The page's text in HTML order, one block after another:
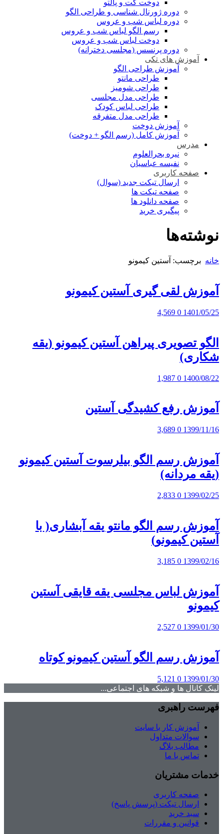
دوخت کت و پالتو
دوره ژورنال شناسی و طراحی الگو
دوره لباس شب و عروس
رسم الگو لباس شب و عروس
دوخت لباس شب و عروس
دوره پرنسس (مجلسی دخترانه)
آموزش های تکی
آموزش طراحی الگو
طراحی مانتو
طراحی شومیز
طراحی مدل مجلسی
طراحی لباس کودک
طراحی مدل متفرقه
آموزش دوخت
آموزش کامل (رسم الگو + دوخت)
مدرس
نیره بحرالعلوم
نفیسه عباسیان
صفحه کاربری
ارسال تیکت جدید (سوال)
صفحه تیکت ها
صفحه دانلود ها
پیگیری خرید
نوشته‌ها
خانه برچسب: آستین کیمونو
آموزش لقی گیری آستین کیمونو
1401/05/25
0
4,569
الگو تصویری پیراهن آستین کیمونو (یقه
شکاری)
1400/08/22
0
1,987
آموزش رفع کشیدگی آستین
1399/11/16
0
3,689
آموزش رسم الگو بیلرسوت آستین کیمونو
(یقه مردانه)
1399/02/25
0
2,833
آموزش رسم الگو مانتو یقه آبشاری( با
آستین کیمونو)
1399/02/16
0
3,185
آموزش لباس مجلسی یقه قایقی آستین
کیمونو
1399/01/30
0
2,527
آموزش رسم الگو آستین کیمونو کوتاه
1399/01/30
0
5,121
لینک کانال ها و شبکه های اجتماعی...
فهرست راهبری
آموزش کار با سایت
سوالات متداول
مطالب بلاگ
تماس با ما
خدمات مشتریان
صفحه کاربری
ارسال تیکت (پرسش پاسخ)
سبد خرید
قوانین و مقررات